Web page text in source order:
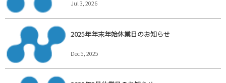
Jul 3, 2026
2025年年末年始休業日のお知らせ
Dec 5, 2025